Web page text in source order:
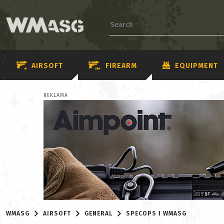
AIRSOFT FIREARM EQUIPMENT
REKLAMA
WMASG AIRSOFT GENERAL SPECOPS I WMASG